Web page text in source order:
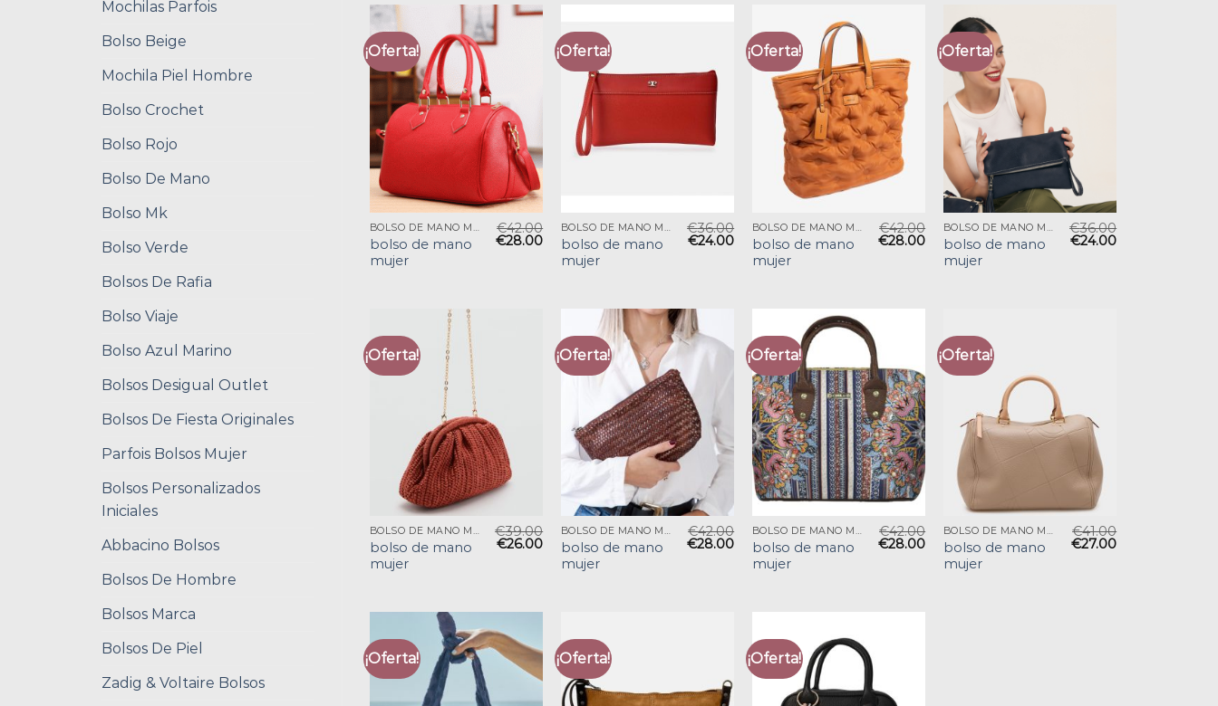
Mochilas Parfois
Bolso Beige
Mochila Piel Hombre
Bolso Crochet
Bolso Rojo
Bolso De Mano
Bolso Mk
Bolso Verde
Bolsos De Rafia
Bolso Viaje
Bolso Azul Marino
Bolsos Desigual Outlet
Bolsos De Fiesta Originales
Parfois Bolsos Mujer
Bolsos Personalizados
Iniciales
Abbacino Bolsos
Bolsos De Hombre
Bolsos Marca
Bolsos De Piel
Zadig & Voltaire Bolsos
¡Oferta!
BOLSO DE MANO MUJER
bolso de mano
mujer
€42.00
€28.00
¡Oferta!
BOLSO DE MANO MUJER
bolso de mano
mujer
€36.00
€24.00
¡Oferta!
BOLSO DE MANO MUJER
bolso de mano
mujer
€42.00
€28.00
¡Oferta!
BOLSO DE MANO MUJER
bolso de mano
mujer
€36.00
€24.00
¡Oferta!
BOLSO DE MANO MUJER
bolso de mano
mujer
€39.00
€26.00
¡Oferta!
BOLSO DE MANO MUJER
bolso de mano
mujer
€42.00
€28.00
¡Oferta!
BOLSO DE MANO MUJER
bolso de mano
mujer
€42.00
€28.00
¡Oferta!
BOLSO DE MANO MUJER
bolso de mano
mujer
€41.00
€27.00
¡Oferta! ¡Oferta! ¡Oferta!